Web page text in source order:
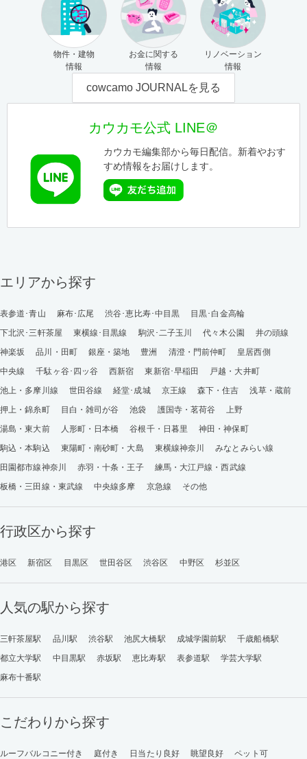
物件・建物
情報
お金に関する
情報
リノベーション
情報
cowcamo JOURNALを見る
カウカモ公式 LINE＠
カウカモ編集部から毎日配信。新着やおす
すめ情報をお届けします。
エリアから探す
表参道･青山 麻布･広尾 渋谷･恵比寿･中目黒
目黒･白金高輪
下北沢･三軒茶屋
東横線･目黒線 駒沢･二子玉川 代々木公園
井の頭線
神楽坂
品川・田町 銀座・築地 豊洲 清澄・門前仲町
皇居西側
中央線
千駄ヶ谷･四ッ谷 西新宿 東新宿･早稲田
戸越・大井町
池上・多摩川線
世田谷線 経堂･成城 京王線 森下・住吉
浅草・蔵前
押上・錦糸町
目白・雑司が谷 池袋 護国寺・茗荷谷
上野
湯島・東大前
人形町・日本橋 谷根千・日暮里
神田・神保町
駒込・本駒込
東陽町・南砂町・大島 東横線神奈川
みなとみらい線
田園都市線神奈川
赤羽・十条・王子
練馬・大江戸線・西武線
板橋・三田線・東武線
中央線多摩 京急線 その他
行政区から探す
港区 新宿区 目黒区 世田谷区 渋谷区 中野区 杉並区
人気の駅から探す
三軒茶屋駅 品川駅 渋谷駅 池尻大橋駅 成城学園前駅
千歳船橋駅
都立大学駅
中目黒駅 赤坂駅 恵比寿駅 表参道駅
学芸大学駅
麻布十番駅
こだわりから探す
ルーフバルコニー付き 庭付き 日当たり良好 眺望良好
ペット可